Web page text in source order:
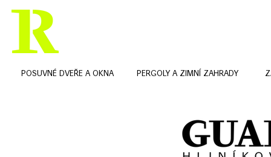
POSUVNÉ DVEŘE A OKNA PERGOLY A ZIMNÍ ZAHRADY